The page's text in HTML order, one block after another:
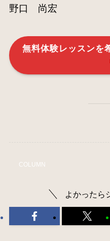
野口 尚宏
無料体験レッスンを
COLUMN
よかったら